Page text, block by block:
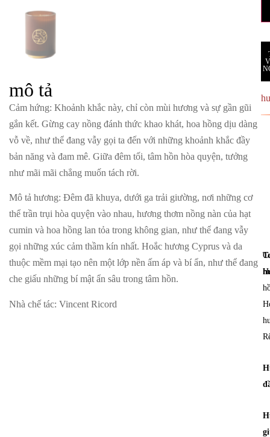
mô tả
Cảm hứng: Khoảnh khắc này, chỉ còn mùi hương và sự gần gũi
gắn kết. Gừng cay nồng đánh thức khao khát, hoa hồng dịu dàng
vỗ về, như thể đang vẫy gọi ta đến với những khoảnh khắc đầy
bản năng và đam mê. Giữa đêm tối, tâm hồn hòa quyện, tưởng
như mãi mãi chẳng muốn tách rời.
Mô tả hương: Đêm đã khuya, dưới ga trải giường, nơi những cơ
thể trần trụi hòa quyện vào nhau, hương thơm nồng nàn của hạt
cumin và hoa hồng lan tỏa trong không gian, như thể đang vẫy
gọi những xúc cảm thầm kín nhất. Hoắc hương Cyprus và da
thuộc mềm mại tạo nên một lớp nền ấm áp và bí ẩn, như thể đang
che giấu những bí mật ẩn sâu trong tâm hồn.
Nhà chế tác: Vincent Ricord